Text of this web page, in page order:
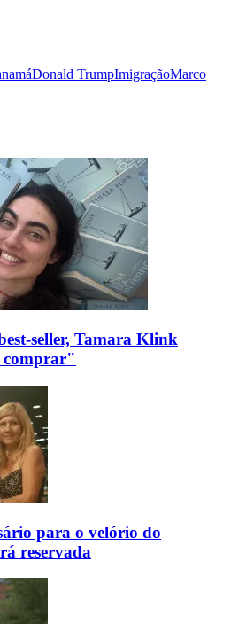
Donald TrumpImigraçãoMarco
seller, Tamara Klink
comprar"
para o velório do
reservada